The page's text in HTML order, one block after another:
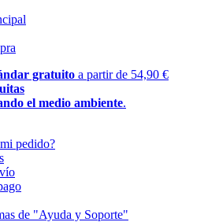
gratuito a partir de 54,90 €
el medio ambiente.
pedido?
de "Ayuda y Soporte"